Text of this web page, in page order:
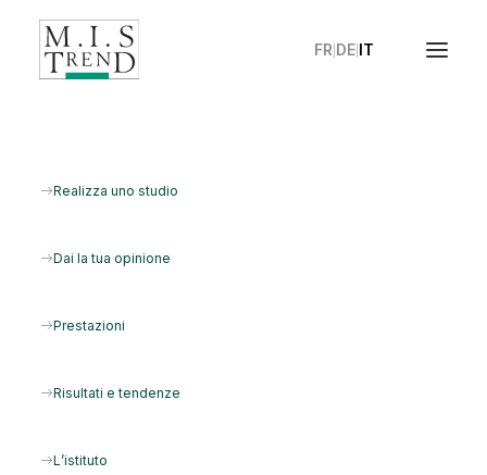
FR DE IT
Realizza uno studio
Dai la tua opinione
Prestazioni
Risultati e tendenze
L’istituto